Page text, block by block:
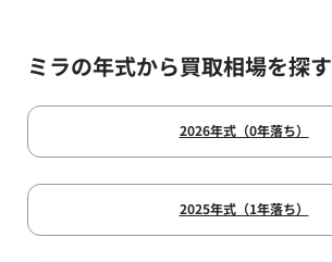
ミラの年式から買取相場を探す
2026年式（0年落ち）
2025年式（1年落ち）